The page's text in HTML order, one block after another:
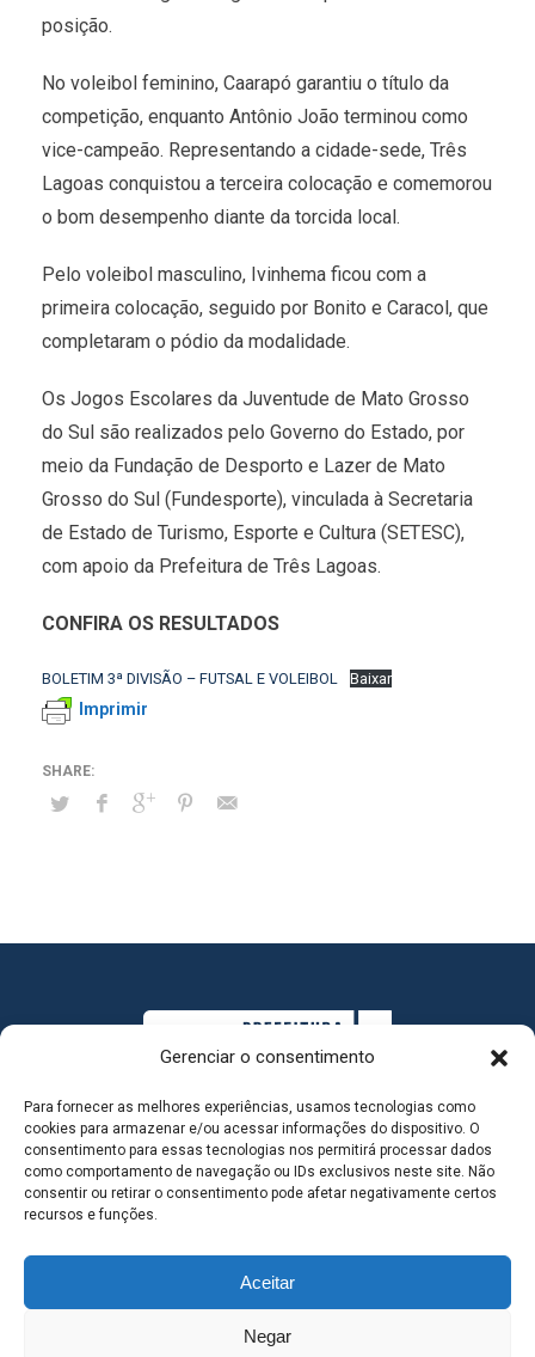
Gerenciar o consentimento
Para fornecer as melhores experiências, usamos tecnologias como
cookies para armazenar e/ou acessar informações do dispositivo. O
consentimento para essas tecnologias nos permitirá processar dados
como comportamento de navegação ou IDs exclusivos neste site. Não
consentir ou retirar o consentimento pode afetar negativamente certos
recursos e funções.
Aceitar
Negar
posição.
No voleibol feminino, Caarapó garantiu o título da
competição, enquanto Antônio João terminou como
vice-campeão. Representando a cidade-sede, Três
Lagoas conquistou a terceira colocação e comemorou
o bom desempenho diante da torcida local.
Pelo voleibol masculino, Ivinhema ficou com a
primeira colocação, seguido por Bonito e Caracol, que
completaram o pódio da modalidade.
Os Jogos Escolares da Juventude de Mato Grosso
do Sul são realizados pelo Governo do Estado, por
meio da Fundação de Desporto e Lazer de Mato
Grosso do Sul (Fundesporte), vinculada à Secretaria
de Estado de Turismo, Esporte e Cultura (SETESC),
com apoio da Prefeitura de Três Lagoas.
CONFIRA OS RESULTADOS
BOLETIM 3ª DIVISÃO – FUTSAL E VOLEIBOL Baixar
Imprimir
MAPA DO SITE
SEDE DO ADMINISTRATIVO MUNICIPAL - Avenida